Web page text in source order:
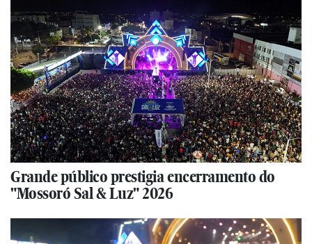
Grande público prestigia encerramento do
"Mossoró Sal & Luz" 2026